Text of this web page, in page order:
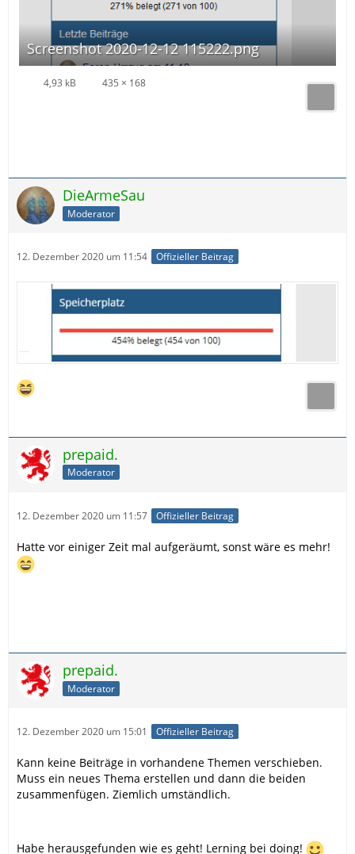
Screenshot 2020-12-12 115222.png
4,93 kB 435 × 168
DieArmeSau
Moderator
12. Dezember 2020 um 11:54 Offizieller Beitrag
prepaid.
Moderator
12. Dezember 2020 um 11:57 Offizieller Beitrag
Hatte vor einiger Zeit mal aufgeräumt, sonst wäre es mehr!
prepaid.
Moderator
12. Dezember 2020 um 15:01 Offizieller Beitrag
Kann keine Beiträge in vorhandene Themen verschieben.
Muss ein neues Thema erstellen und dann die beiden
zusammenfügen. Ziemlich umständlich.
Habe herausgefunden wie es geht! Lerning bei doing!